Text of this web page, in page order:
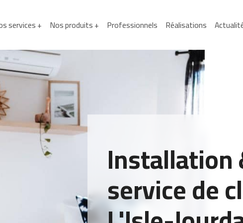
services + Nos produits + Professionnels Réalisations
Installation
service de